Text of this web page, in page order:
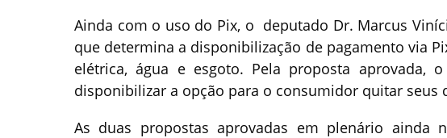
Ainda com o uso do Pix, o deputado Dr. Marcus
que determina a disponibilização de pagamento via
elétrica, água e esgoto. Pela proposta aprovada,
disponibilizar a opção para o consumidor quitar seus
As duas propostas aprovadas em plenário ainda